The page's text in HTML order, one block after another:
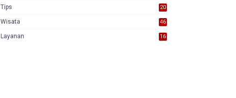
Tips 20
Wisata 46
Layanan 16